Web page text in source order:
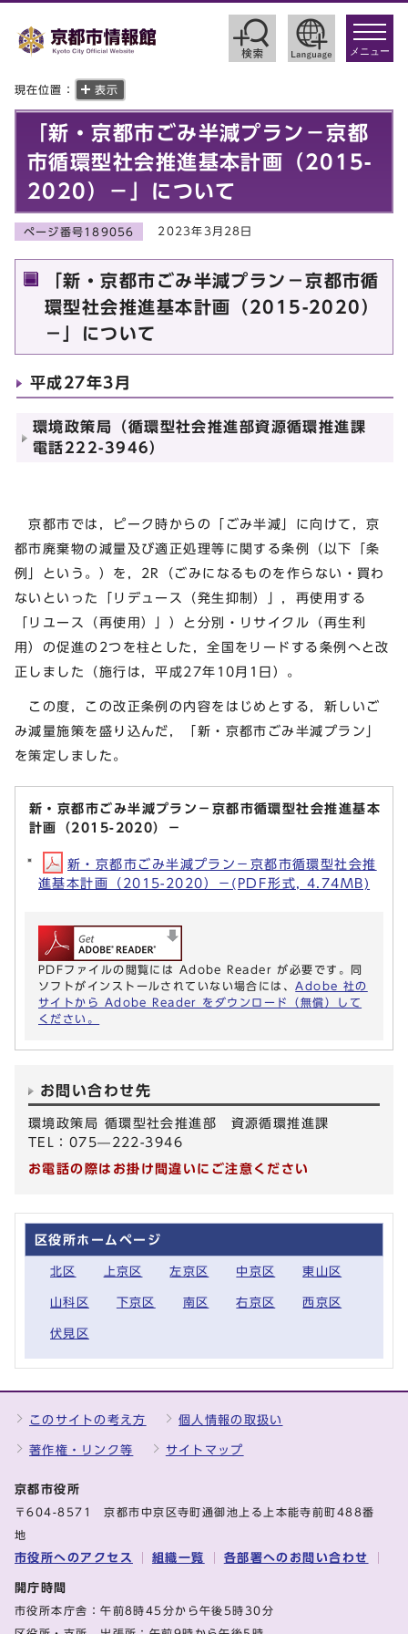
toggle
メニュー
現在位置： 表示
「新・京都市ごみ半減プラン－京都
市循環型社会推進基本計画（2015-
2020）－」について
ページ番号189056 2023年3月28日
「新・京都市ごみ半減プラン－京都市循
環型社会推進基本計画（2015-2020）
－」について
平成27年3月
環境政策局（循環型社会推進部資源循環推進課
電話222-3946）
京都市では，ピーク時からの「ごみ半減」に向けて，京
都市廃棄物の減量及び適正処理等に関する条例（以下「条
例」という。）を，2R（ごみになるものを作らない・買わ
ないといった「リデュース（発生抑制）」，再使用する
「リユース（再使用）」）と分別・リサイクル（再生利
用）の促進の2つを柱とした，全国をリードする条例へと改
正しました（施行は，平成27年10月1日）。
この度，この改正条例の内容をはじめとする，新しいご
み減量施策を盛り込んだ，「新・京都市ごみ半減プラン」
を策定しました。
新・京都市ごみ半減プラン－京都市循環型社会推進基本
計画（2015-2020）－
新・京都市ごみ半減プラン－京都市循環型社会推
進基本計画（2015-2020）－(PDF形式, 4.74MB)
PDFファイルの閲覧には Adobe Reader が必要です。同
ソフトがインストールされていない場合には、 Adobe 社の
サイトから Adobe Reader をダウンロード（無償）して
ください。
お問い合わせ先
環境政策局 循環型社会推進部 資源循環推進課
TEL：075—222-3946
お電話の際はお掛け間違いにご注意ください
区役所ホームページ
北区 上京区 左京区 中京区 東山区
山科区 下京区 南区 右京区 西京区
伏見区
このサイトの考え方 個人情報の取扱い
著作権・リンク等 サイトマップ
京都市役所
〒604-8571 京都市中京区寺町通御池上る上本能寺前町488番
地
市役所へのアクセス 組織一覧 各部署へのお問い合わせ
開庁時間
市役所本庁舎：午前8時45分から午後5時30分